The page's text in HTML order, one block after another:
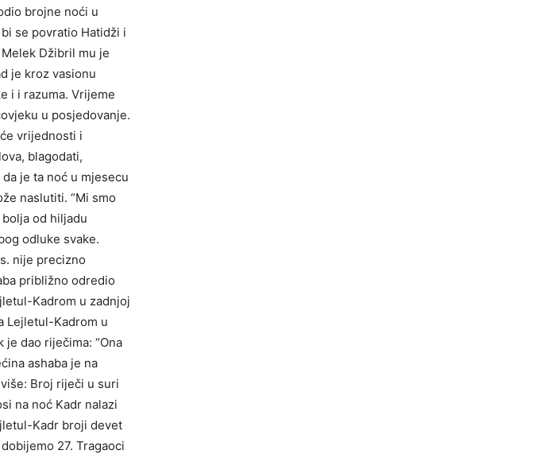
brojne noći u
se povratio Hatidži i
Džibril mu je
je kroz vasionu
i i razuma. Vrijeme
u posjedovanje.
vrijednosti i
blagodati,
je ta noć u mjesecu
naslutiti. “Mi smo
od hiljadu
odluke svake.
nije precizno
približno odredio
Kadrom u zadnjoj
Lejletul-Kadrom u
dao riječima: “Ona
ashaba je na
Broj riječi u suri
na noć Kadr nalazi
Kadr broji devet
27. Tragaoci